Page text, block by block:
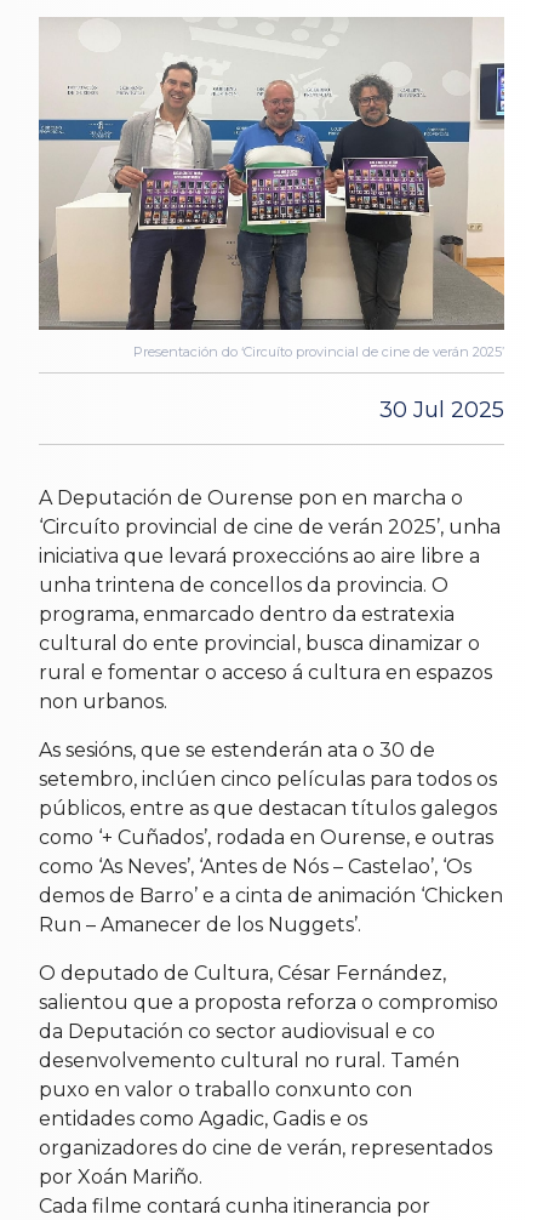
Presentación do ‘Circuíto provincial de cine de verán 2025’
30 Jul 2025
A Deputación de Ourense pon en marcha o
‘Circuíto provincial de cine de verán 2025’, unha
iniciativa que levará proxeccións ao aire libre a
unha trintena de concellos da provincia. O
programa, enmarcado dentro da estratexia
cultural do ente provincial, busca dinamizar o
rural e fomentar o acceso á cultura en espazos
non urbanos.
As sesións, que se estenderán ata o 30 de
setembro, inclúen cinco películas para todos os
públicos, entre as que destacan títulos galegos
como ‘+ Cuñados’, rodada en Ourense, e outras
como ‘As Neves’, ‘Antes de Nós – Castelao’, ‘Os
demos de Barro’ e a cinta de animación ‘Chicken
Run – Amanecer de los Nuggets’.
O deputado de Cultura, César Fernández,
salientou que a proposta reforza o compromiso
da Deputación co sector audiovisual e co
desenvolvemento cultural no rural. Tamén
puxo en valor o traballo conxunto con
entidades como Agadic, Gadis e os
organizadores do cine de verán, representados
por Xoán Mariño.
Cada filme contará cunha itinerancia por